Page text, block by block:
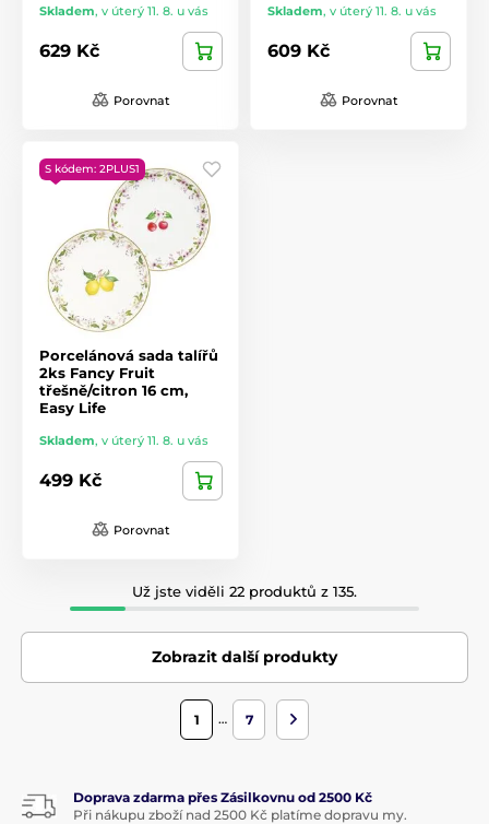
Skladem, v úterý 11. 8. u vás
629 Kč
Porovnat
Skladem, v úterý 11. 8. u vás
609 Kč
Porovnat
S kódem: 2PLUS1
Porcelánová sada talířů
2ks Fancy Fruit
třešně/citron 16 cm,
Easy Life
Skladem, v úterý 11. 8. u vás
499 Kč
Porovnat
Už jste viděli 22 produktů z 135.
Zobrazit další produkty
1 … 7
Doprava zdarma přes Zásilkovnu od 2500 Kč
Při nákupu zboží nad 2500 Kč platíme dopravu my.